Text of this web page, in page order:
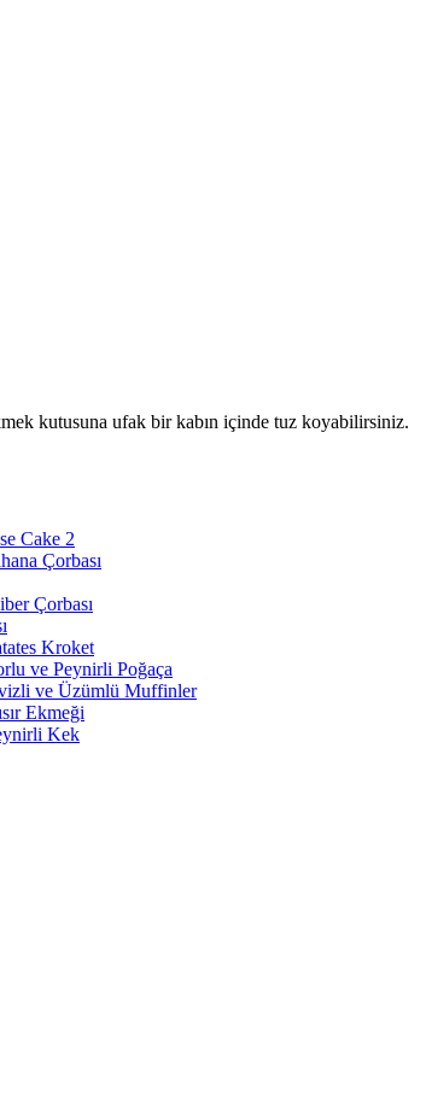
kutusuna ufak bir kabın içinde tuz koyabilirsiniz.
Cake 2
Çorbası
Çorbası
Kroket
ve Peynirli Poğaça
ve Üzümlü Muffinler
Ekmeği
Kek